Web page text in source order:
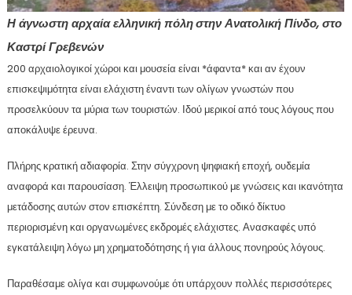
Η άγνωστη αρχαία ελληνική πόληστην Ανατολική Πίνδο, στο
Καστρί Γρεβενών
200 αρχαιολογικοί χώροι και μουσεία είναι *άφαντα* και αν έχουν
επισκεψιμότητα είναι ελάχιστη έναντι των ολίγων γνωστών που
προσελκύουν τα μύρια των τουριστών. Ιδού μερικοί από τους λόγους που
αποκάλυψε έρευνα.
Πλήρης κρατική αδιαφορία. Στην σύγχρονη ψηφιακή εποχή, ουδεμία
αναφορά και παρουσίαση. Έλλειψη προσωπικού με γνώσεις και ικανότητα
μετάδοσης αυτών στον επισκέπτη. Σύνδεση με το οδικό δίκτυο
περιορισμένη και οργανωμένες εκδρομές ελάχιστες. Ανασκαφές υπό
εγκατάλειψη λόγω μη χρηματοδότησης ή για άλλους πονηρούς λόγους.
Παραθέσαμε ολίγα και συμφωνούμε ότι υπάρχουν πολλές περισσότερες